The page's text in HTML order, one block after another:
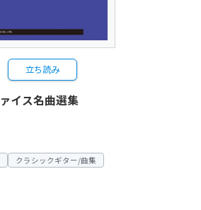
立ち読み
イス名曲選集
クラシックギター/曲集